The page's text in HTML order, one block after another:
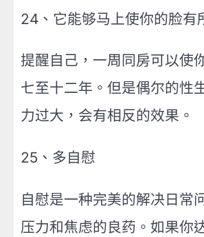
24、它能够马上使你的脸有
提醒自己，一周同房可以使
七至十二年。但是偶尔的性
力过大，会有相反的效果。
25、多自慰
自慰是一种完美的解决日常
压力和焦虑的良药。如果你